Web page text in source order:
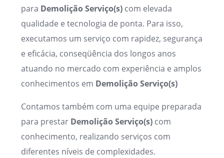
para DemoliçãoServiço(s) com elevada
qualidade e tecnologia de ponta. Para isso,
executamos um serviço com rapidez, segurança
e eficácia, conseqüência dos longos anos
atuando no mercado com experiência e amplos
conhecimentos em DemoliçãoServiço(s)
Contamos também com uma equipe preparada
para prestar DemoliçãoServiço(s) com
conhecimento, realizando serviços com
diferentes níveis de complexidades.